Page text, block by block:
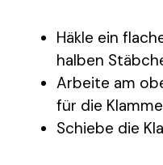
Häkle ein
halben
Arbeite am
für die
Schiebe die